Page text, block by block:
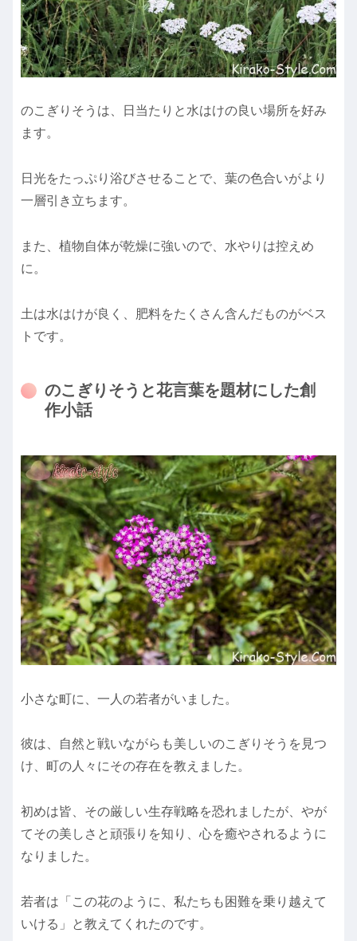
のこぎりそうは、日当たりと水はけの良い場所を好み
ます。
日光をたっぷり浴びさせることで、葉の色合いがより
一層引き立ちます。
また、植物自体が乾燥に強いので、水やりは控えめ
に。
土は水はけが良く、肥料をたくさん含んだものがベス
トです。
のこぎりそうと花言葉を題材にした創
作小話
小さな町に、一人の若者がいました。
彼は、自然と戦いながらも美しいのこぎりそうを見つ
け、町の人々にその存在を教えました。
初めは皆、その厳しい生存戦略を恐れましたが、やが
てその美しさと頑張りを知り、心を癒やされるように
なりました。
若者は「この花のように、私たちも困難を乗り越えて
いける」と教えてくれたのです。